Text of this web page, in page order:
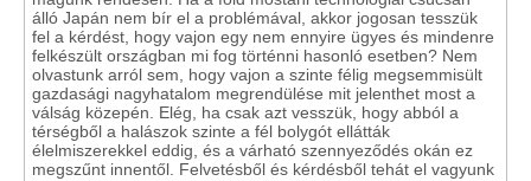
álló Japán nem bír el a problémával, akkor jogosan tesszük
fel a kérdést, hogy vajon egy nem ennyire ügyes és mindenre
felkészült országban mi fog történni hasonló esetben? Nem
olvastunk arról sem, hogy vajon a szinte félig megsemmisült
gazdasági nagyhatalom megrendülése mit jelenthet most a
válság közepén. Elég, ha csak azt vesszük, hogy abból a
térségből a halászok szinte a fél bolygót ellátták
élelmiszerekkel eddig, és a várható szennyeződés okán ez
megszűnt innentől. Felvetésből és kérdésből tehát el vagyunk